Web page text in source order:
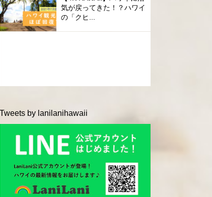
気が戻ってきた！？ハワイ
の「クヒ...
Tweets by lanilanihawaii